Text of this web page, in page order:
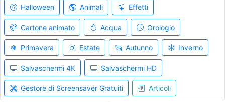
Halloween Animali Effetti
Cartone animato Acqua Orologio
Primavera Estate Autunno Inverno
Salvaschermi 4K Salvaschermi HD
Gestore di Screensaver Gratuiti Articoli